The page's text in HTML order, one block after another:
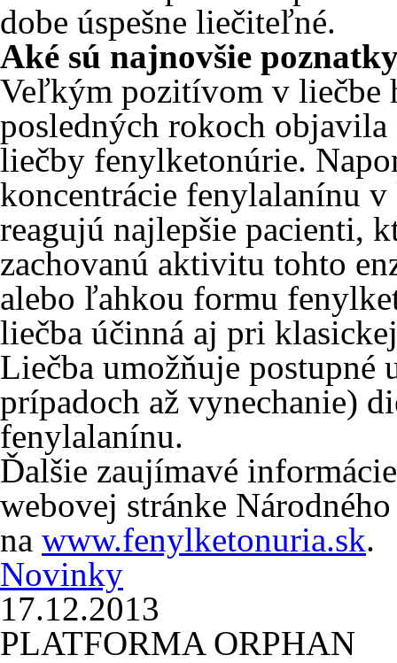
dobe úspešne liečiteľné.
Aké sú najnovšie
Veľkým pozitívom v liečbe
posledných rokoch
liečby fenylketonúrie.
koncentrácie fenylalanínu
reagujú najlepšie pacienti,
zachovanú aktivitu tohto
alebo ľahkou formu
liečba účinná aj pri
Liečba umožňuje
prípadoch až vynechanie)
fenylalanínu.
Ďalšie zaujímavé
webovej stránke
na www.fenylketonuria.sk.
Novinky
17.12.2013
PLATFORMA ORPHAN